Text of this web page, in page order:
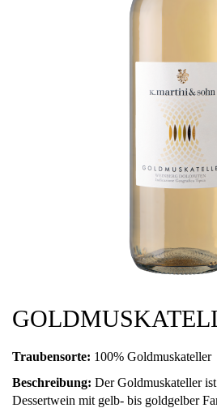
Traubensorte: 100% Goldmuskateller
Beschreibung: Der Goldmuskateller
Dessertwein mit gelb- bis goldgelber